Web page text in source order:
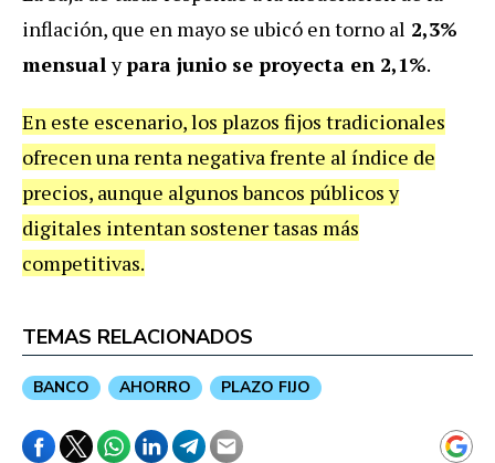
inflación, que en mayo se ubicó en torno al 2,3%
mensualypara junio se proyecta en 2,1%.
En este escenario, los plazos fijos tradicionales
ofrecen una renta negativa frente al índice de
precios, aunque algunos bancos públicos y
digitales intentan sostener tasas más
competitivas.
TEMAS RELACIONADOS
BANCO AHORRO PLAZO FIJO